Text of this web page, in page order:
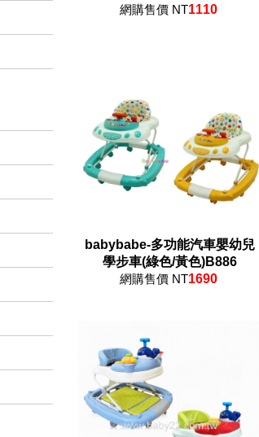
網購售價 NT1110
babybabe-多功能汽車嬰幼兒
學步車(綠色/黃色)B886
網購售價 NT1690